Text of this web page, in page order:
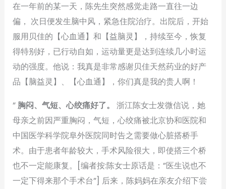
在一年前的某一天，陈先生突然感觉走路一直往一边
偏， 次日便发生脑中风，紧急住院治疗。出院后，开始
服用贝佳的【心血通】和【益脑灵】，持续至今，恢复
得特别好，已行动自如，运动量更是达到连续几小时运
动的强度。他说：我真是非常感谢贝佳天然药业的好产
品【脑益灵】、【心血通】，你们真是我的贵人啊！
”胸闷、气短、心绞痛好了。
浙江陈女士发微信说，她
母亲之前因严重胸闷，气短，心绞痛被北京协和医院和
中国医学科学院阜外医院同时告之需要做心脏搭桥手
术。由于患者年龄较大，手术风险很大，即使搭三个桥
也不一定能康复。[编者按:陈女士原话是：”医生说也不
一定下得来那个手术台”] 后来，陈妈妈在亲友介绍下尝